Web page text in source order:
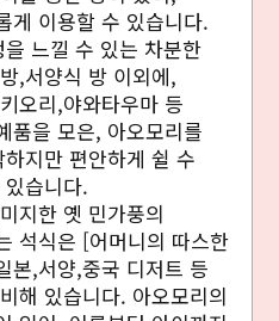
게 이용할 수 있습니다.
느낄 수 있는 차분한
,서양식 방 이외에,
오리,야와타우마 등
품을 모은, 아오모리를
지만 편안하게 쉴 수
습니다.
지한 옛 민가풍의
석식은 [어머니의 따스한
본,서양,중국 디저트 등
해 있습니다. 아오모리의